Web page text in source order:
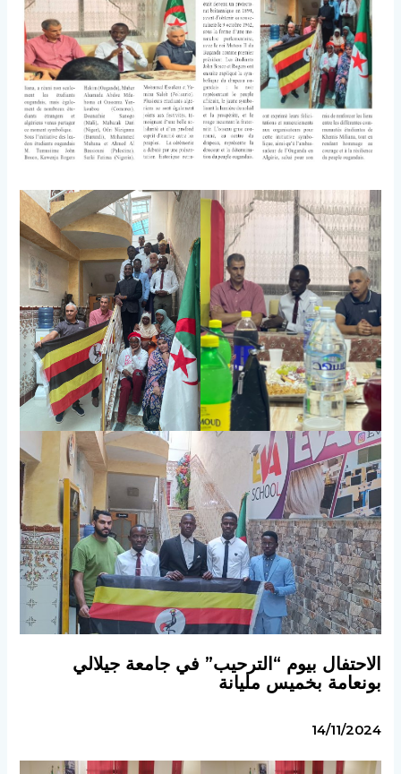
الاحتفال بيوم “الترحيب” في جامعة جيلالي
بونعامة بخميس مليانة
14/11/2024